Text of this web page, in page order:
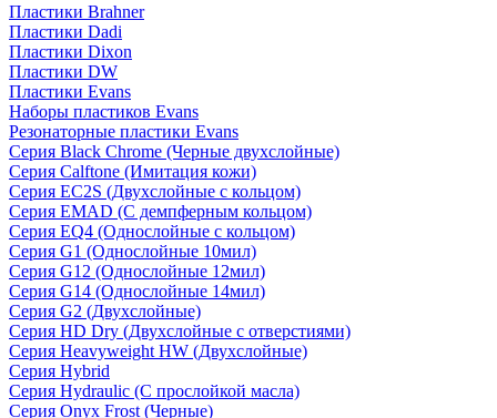
Пластики Brahner
Пластики Dadi
Пластики Dixon
Пластики DW
Пластики Evans
Наборы пластиков Evans
Резонаторные пластики Evans
Серия Black Chrome (Черные двухслойные)
Серия Calftone (Имитация кожи)
Серия EC2S (Двухслойные с кольцом)
Серия EMAD (С демпферным кольцом)
Серия EQ4 (Однослойные с кольцом)
Серия G1 (Однослойные 10мил)
Серия G12 (Однослойные 12мил)
Серия G14 (Однослойные 14мил)
Серия G2 (Двухслойные)
Серия HD Dry (Двухслойные с отверстиями)
Серия Heavyweight HW (Двухслойные)
Серия Hybrid
Серия Hydraulic (С прослойкой масла)
Серия Onyx Frost (Черные)